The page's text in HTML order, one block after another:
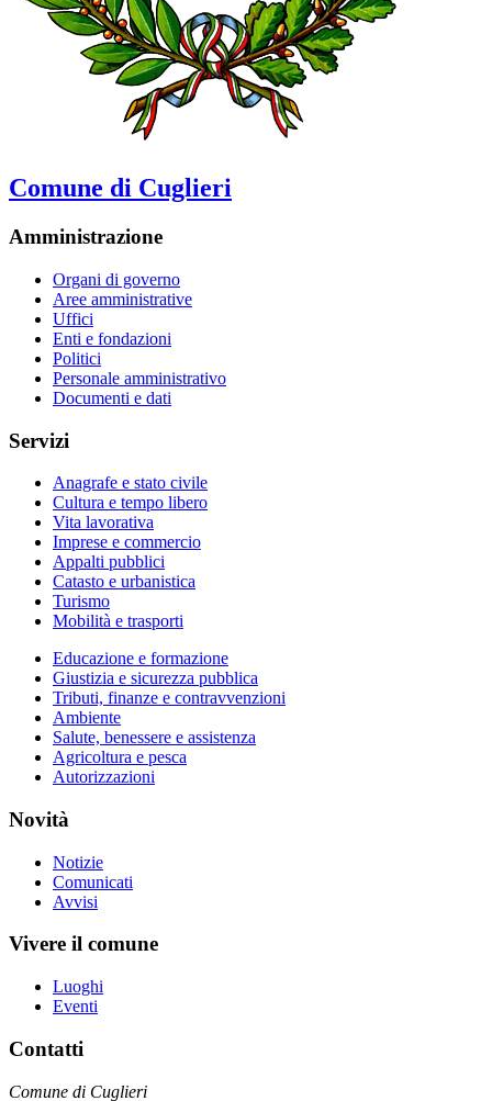
Comune di Cuglieri
Amministrazione
Organi di governo
Aree amministrative
Uffici
Enti e fondazioni
Politici
Personale amministrativo
Documenti e dati
Servizi
Anagrafe e stato civile
Cultura e tempo libero
Vita lavorativa
Imprese e commercio
Appalti pubblici
Catasto e urbanistica
Turismo
Mobilità e trasporti
Educazione e formazione
Giustizia e sicurezza pubblica
Tributi, finanze e contravvenzioni
Ambiente
Salute, benessere e assistenza
Agricoltura e pesca
Autorizzazioni
Novità
Notizie
Comunicati
Avvisi
Vivere il comune
Luoghi
Eventi
Contatti
Comune di Cuglieri